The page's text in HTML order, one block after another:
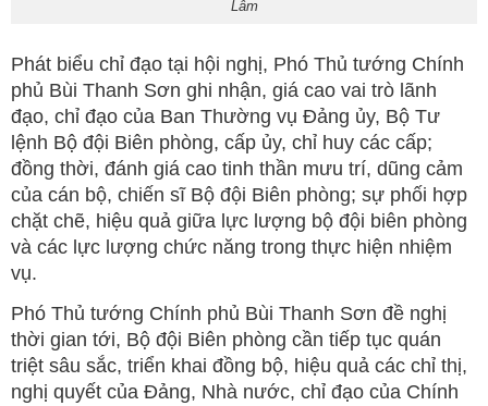
Lâm
Phát biểu chỉ đạo tại hội nghị, Phó Thủ tướng Chính
phủ Bùi Thanh Sơn ghi nhận, giá cao vai trò lãnh
đạo, chỉ đạo của Ban Thường vụ Đảng ủy, Bộ Tư
lệnh Bộ đội Biên phòng, cấp ủy, chỉ huy các cấp;
đồng thời, đánh giá cao tinh thần mưu trí, dũng cảm
của cán bộ, chiến sĩ Bộ đội Biên phòng; sự phối hợp
chặt chẽ, hiệu quả giữa lực lượng bộ đội biên phòng
và các lực lượng chức năng trong thực hiện nhiệm
vụ.
Phó Thủ tướng Chính phủ Bùi Thanh Sơn đề nghị
thời gian tới, Bộ đội Biên phòng cần tiếp tục quán
triệt sâu sắc, triển khai đồng bộ, hiệu quả các chỉ thị,
nghị quyết của Đảng, Nhà nước, chỉ đạo của Chính